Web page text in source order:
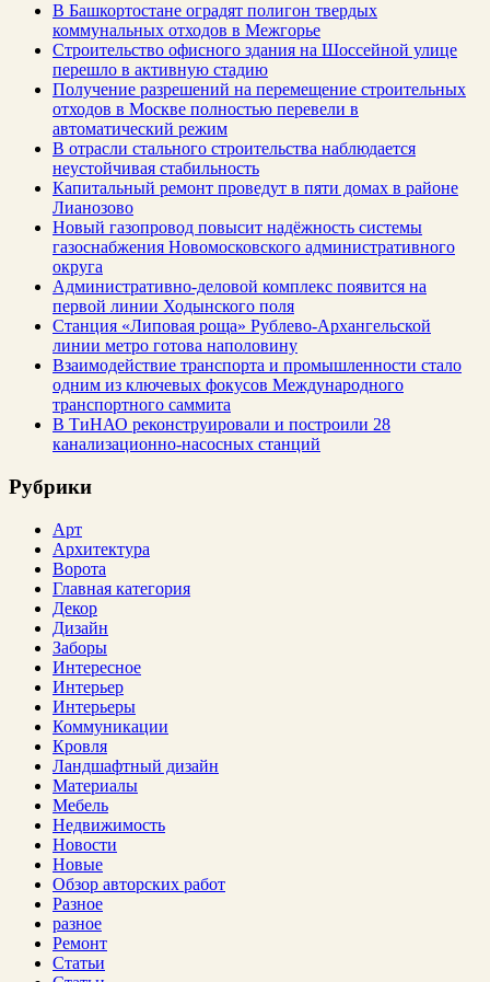
В Башкортостане оградят полигон твердых
коммунальных отходов в Межгорье
Строительство офисного здания на Шоссейной улице
перешло в активную стадию
Получение разрешений на перемещение строительных
отходов в Москве полностью перевели в
автоматический режим
В отрасли стального строительства наблюдается
неустойчивая стабильность
Капитальный ремонт проведут в пяти домах в районе
Лианозово
Новый газопровод повысит надёжность системы
газоснабжения Новомосковского административного
округа
Административно-деловой комплекс появится на
первой линии Ходынского поля
Станция «Липовая роща» Рублево-Архангельской
линии метро готова наполовину
Взаимодействие транспорта и промышленности стало
одним из ключевых фокусов Международного
транспортного саммита
В ТиНАО реконструировали и построили 28
канализационно-насосных станций
Рубрики
Арт
Архитектура
Ворота
Главная категория
Декор
Дизайн
Заборы
Интересное
Интерьер
Интерьеры
Коммуникации
Кровля
Ландшафтный дизайн
Материалы
Мебель
Недвижимость
Новости
Новые
Обзор авторских работ
Разное
разное
Ремонт
Статьи